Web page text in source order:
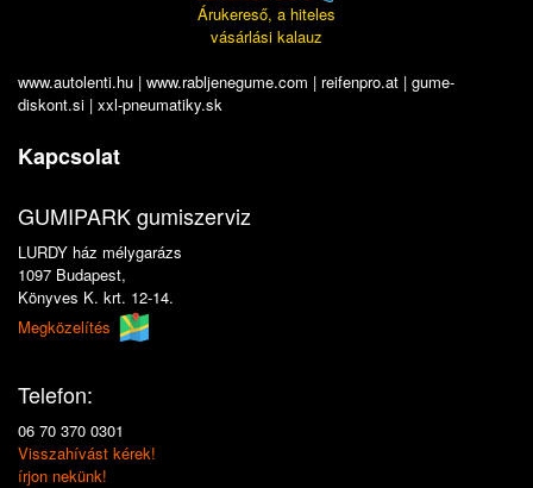
Árukereső, a hiteles
vásárlási kalauz
www.autolenti.hu | www.rabljenegume.com | reifenpro.at | gume-
diskont.si | xxl-pneumatiky.sk
Kapcsolat
GUMIPARK gumiszerviz
LURDY ház mélygarázs
1097 Budapest,
Könyves K. krt. 12-14.
Megközelítés
Telefon:
06 70 370 0301
Visszahívást kérek!
írjon nekünk!